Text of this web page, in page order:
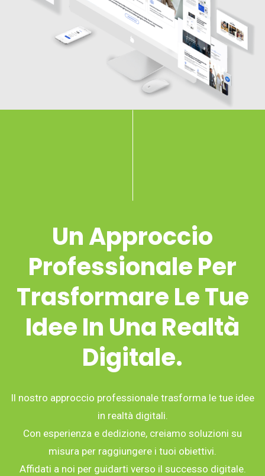
Un Approccio
Professionale Per
Trasformare Le Tue
Idee In Una Realtà
Digitale.
Il nostro approccio professionale trasforma le tue idee
in realtà digitali.
Con esperienza e dedizione, creiamo soluzioni su
misura per raggiungere i tuoi obiettivi.
Affidati a noi per guidarti verso il successo digitale.